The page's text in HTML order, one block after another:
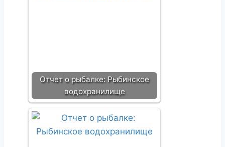
Отчет о рыбалке: Рыбинское
водохранилище